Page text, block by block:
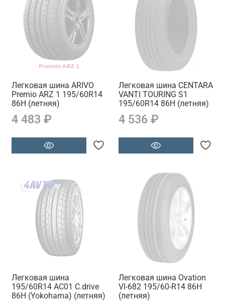
Легковая шина ARIVO
Premio ARZ 1 195/60R14
86H (летняя)
4 483 ₽
Легковая шина CENTARA
VANTI TOURING S1
195/60R14 86H (летняя)
4 536 ₽
Легковая шина
195/60R14 АC01 C.drive
86H (Yokohama) (летняя)
Легковая шина Ovation
VI-682 195/60-R14 86H
(летняя)